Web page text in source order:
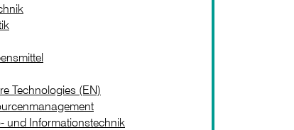
Technologies (EN)
und Informationstechnik